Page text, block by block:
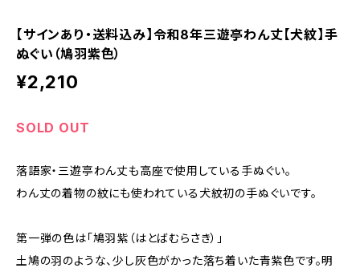
【サインあり・送料込み】令和8年三遊亭わん丈【犬紋】手
ぬぐい（鳩羽紫色）
¥2,210
SOLD OUT
落語家・三遊亭わん丈も高座で使用している手ぬぐい。
わん丈の着物の紋にも使われている犬紋初の手ぬぐいです。
第一弾の色は「鳩羽紫（はとばむらさき）」
土鳩の羽のような、少し灰色がかった落ち着いた青紫色です。明